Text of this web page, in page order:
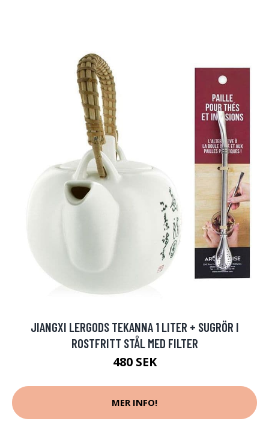
JIANGXI LERGODS TEKANNA 1 LITER + SUGRÖR I
ROSTFRITT STÅL MED FILTER
480 SEK
MER INFO!